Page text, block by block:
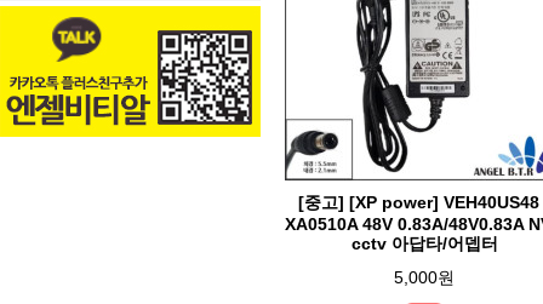
[중고] [XP power] VEH40US48
XA0510A 48V 0.83A/48V0.83A
cctv 아답타/어뎁터
5,000원